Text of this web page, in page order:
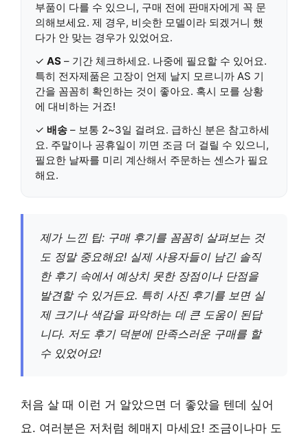
부품이 다를 수 있으니, 구매 전에 판매자에게 꼭 문
의해보세요. 제 경우, 비슷한 모델이라 되겠거니 했
다가 안 맞는 경우가 있었어요.
✓ AS – 기간 체크하세요. 나중에 필요할 수 있어요.
특히 전자제품은 고장이 언제 날지 모르니까 AS 기
간을 꼼꼼히 확인하는 것이 좋아요. 혹시 모를 상황
에 대비하는 거죠!
✓ 배송 – 보통 2~3일 걸려요. 급하신 분은 참고하세
요. 주말이나 공휴일이 끼면 조금 더 걸릴 수 있으니,
필요한 날짜를 미리 계산해서 주문하는 센스가 필요
해요.
제가 느낀 팁: 구매 후기를 꼼꼼히 살펴보는 것
도 정말 중요해요! 실제 사용자들이 남긴 솔직
한 후기 속에서 예상치 못한 장점이나 단점을
발견할 수 있거든요. 특히 사진 후기를 보면 실
제 크기나 색감을 파악하는 데 큰 도움이 된답
니다. 저도 후기 덕분에 만족스러운 구매를 할
수 있었어요!
처음 살 때 이런 거 알았으면 더 좋았을 텐데 싶어
요. 여러분은 저처럼 헤매지 마세요! 조금이나마 도